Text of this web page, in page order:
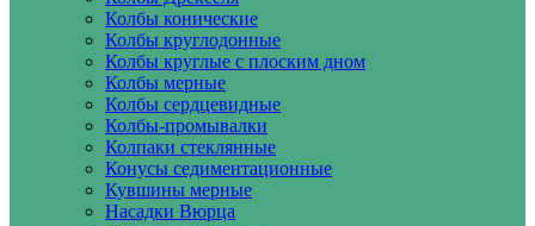
Колбы конические
Колбы круглодонные
Колбы круглые с плоским дном
Колбы мерные
Колбы сердцевидные
Колбы-промывалки
Колпаки стеклянные
Конусы седиментационные
Кувшины мерные
Насадки Вюрца